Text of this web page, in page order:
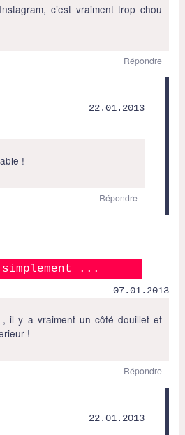
c’est vraiment trop chou
Répondre
22.01.2013
!
Répondre
...
07.01.2013
, il y a vraiment un côté douillet et
!
Répondre
22.01.2013